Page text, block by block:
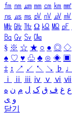
㎙ ㎚ ㎛ ㎜ ㎝ ㎞ ㎟
㎱ ㎲ ㎳ ㎴ ㎵ ㎶ ㎷
㎒ ㎓ ㎔ Ω ㏀ ㏁ ㎊
㏃ ㏉ ㏜ ㏆
§ ※ ☆ ★ ○ ● ◎ ◇
♠ ♡ ♥ ♧ ♣ ⊙ ◈ ▣
‡ ↕ ↗ ↙ ↖ ↘ ♭ ♩
ⅰ
ⅱ ⅲ ⅳ ⅴ ⅵ ⅶ
ع غ ف ق ک ل م ن ه
و ی
닫기